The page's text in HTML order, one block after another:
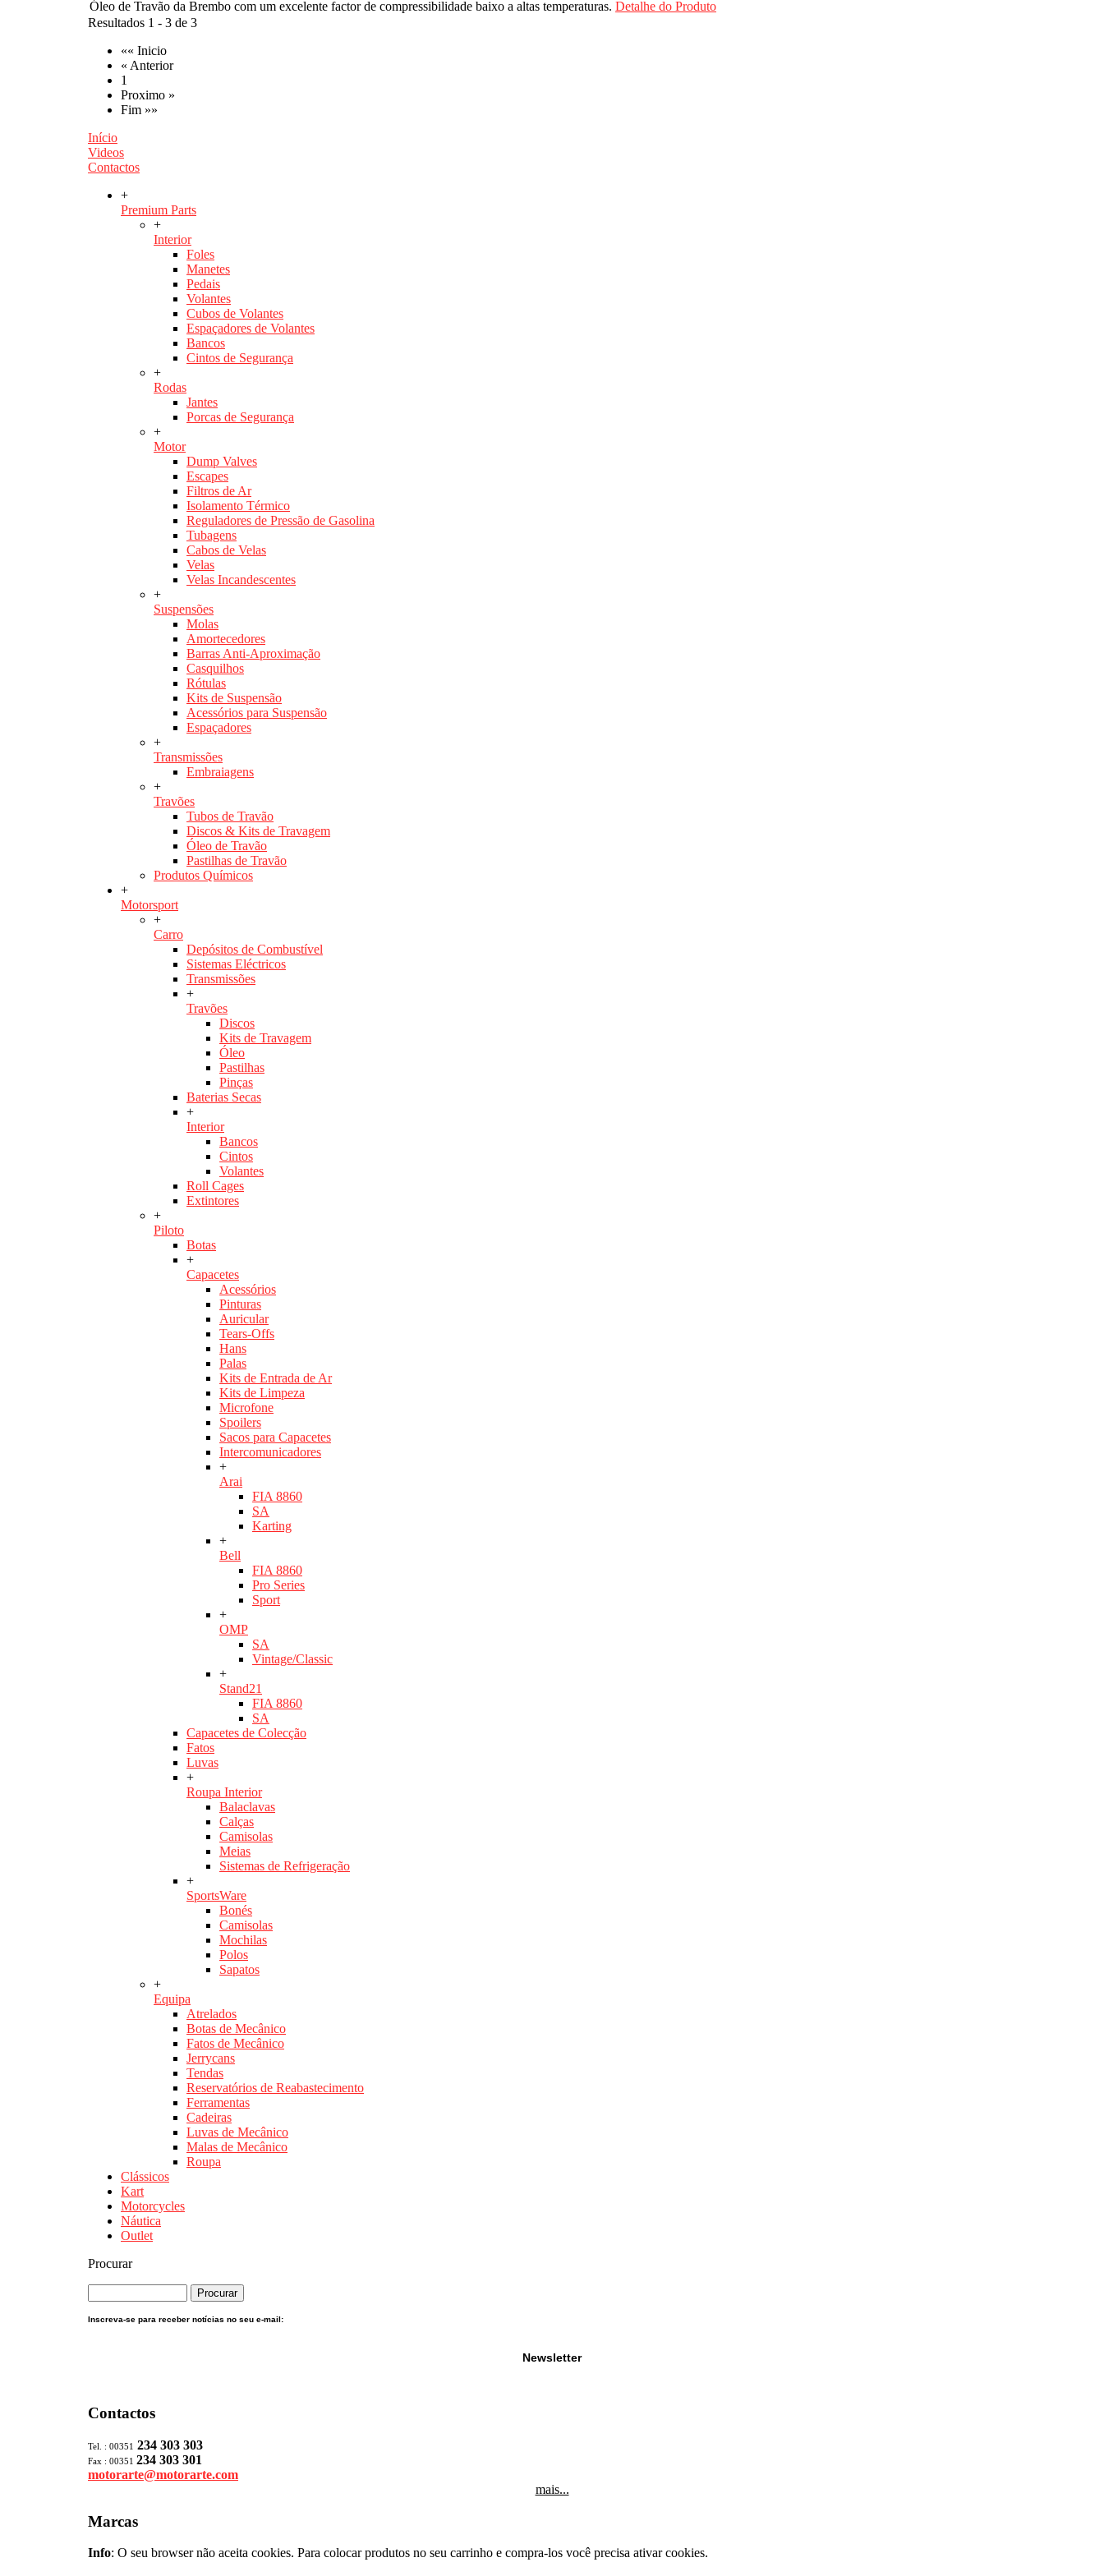
Óleo de Travão da Brembo com um excelente factor de compressibilidade baixo a altas temperaturas. Detalhe do Produto
Resultados 1 - 3 de 3
«« Inicio
« Anterior
1
Proximo »
Fim »»
Início
Videos
Contactos
+
Premium Parts
+
Interior
Foles
Manetes
Pedais
Volantes
Cubos de Volantes
Espaçadores de Volantes
Bancos
Cintos de Segurança
+
Rodas
Jantes
Porcas de Segurança
+
Motor
Dump Valves
Escapes
Filtros de Ar
Isolamento Térmico
Reguladores de Pressão de Gasolina
Tubagens
Cabos de Velas
Velas
Velas Incandescentes
+
Suspensões
Molas
Amortecedores
Barras Anti-Aproximação
Casquilhos
Rótulas
Kits de Suspensão
Acessórios para Suspensão
Espaçadores
+
Transmissões
Embraiagens
+
Travões
Tubos de Travão
Discos & Kits de Travagem
Óleo de Travão
Pastilhas de Travão
Produtos Químicos
+
Motorsport
+
Carro
Depósitos de Combustível
Sistemas Eléctricos
Transmissões
+
Travões
Discos
Kits de Travagem
Óleo
Pastilhas
Pinças
Baterias Secas
+
Interior
Bancos
Cintos
Volantes
Roll Cages
Extintores
+
Piloto
Botas
+
Capacetes
Acessórios
Pinturas
Auricular
Tears-Offs
Hans
Palas
Kits de Entrada de Ar
Kits de Limpeza
Microfone
Spoilers
Sacos para Capacetes
Intercomunicadores
+
Arai
FIA 8860
SA
Karting
+
Bell
FIA 8860
Pro Series
Sport
+
OMP
SA
Vintage/Classic
+
Stand21
FIA 8860
SA
Capacetes de Colecção
Fatos
Luvas
+
Roupa Interior
Balaclavas
Calças
Camisolas
Meias
Sistemas de Refrigeração
+
SportsWare
Bonés
Camisolas
Mochilas
Polos
Sapatos
+
Equipa
Atrelados
Botas de Mecânico
Fatos de Mecânico
Jerrycans
Tendas
Reservatórios de Reabastecimento
Ferramentas
Cadeiras
Luvas de Mecânico
Malas de Mecânico
Roupa
Clássicos
Kart
Motorcycles
Náutica
Outlet
Procurar
Inscreva-se para receber notícias no seu e-mail:
Newsletter
Contactos
Tel. : 00351 234 303 303
Fax : 00351 234 303 301
motorarte@motorarte.com
mais...
Marcas
Info: O seu browser não aceita cookies. Para colocar produtos no seu carrinho e compra-los você precisa ativar cookies.